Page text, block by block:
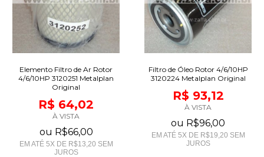
Elemento Filtro de Ar Rotor
4/6/10HP 3120251 Metalplan
Original
R$ 64,02
À VISTA
ou R$66,00
EM ATÉ 5X DE R$13,20 SEM
JUROS
Filtro de Óleo Rotor 4/6/10HP
3120224 Metalplan Original
R$ 93,12
À VISTA
ou R$96,00
EM ATÉ 5X DE R$19,20 SEM
JUROS